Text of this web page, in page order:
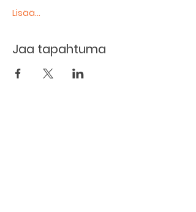
Lisää...
Jaa tapahtuma